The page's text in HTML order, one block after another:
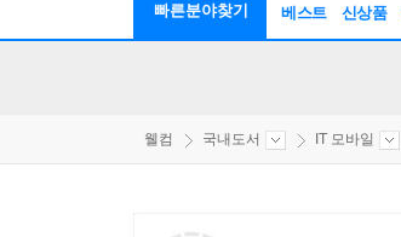
빠른분야찾기 베스트 신상품
웰컴 국내도서 IT 모바일